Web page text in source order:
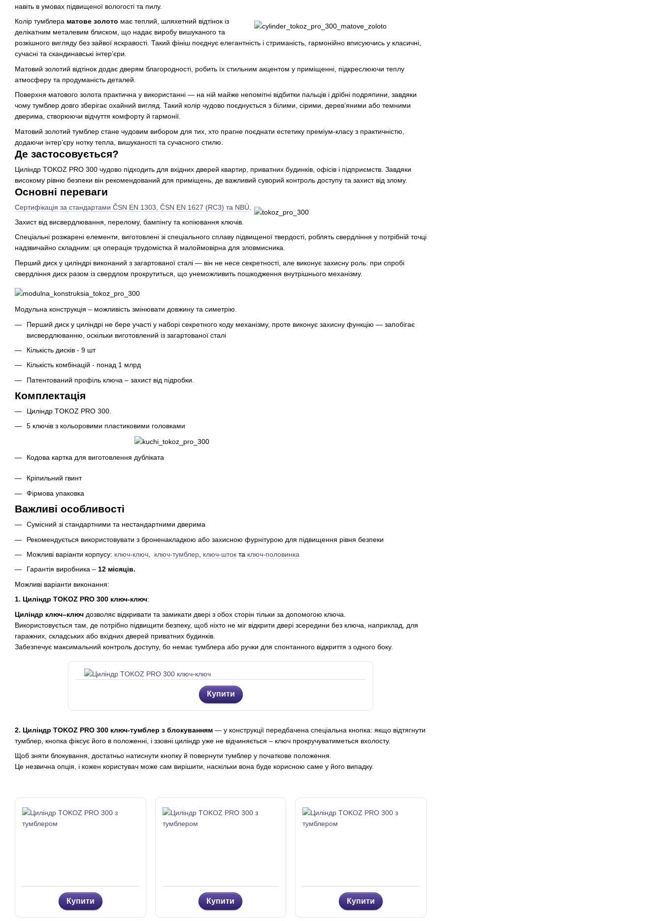
навіть в умовах підвищеної вологості та пилу.
Колір тумблера матове золото має теплий, шляхетний відтінок із
делікатним металевим блиском, що надає виробу вишуканого та
розкішного вигляду без зайвої яскравості. Такий фініш поєднує елегантність і стриманість, гармонійно вписуючись у класичні,
сучасні та скандинавські інтер’єри.
Матовий золотий відтінок додає дверям благородності, робить їх стильним акцентом у приміщенні, підкреслюючи теплу
атмосферу та продуманість деталей.
Поверхня матового золота практична у використанні — на ній майже непомітні відбитки пальців і дрібні подряпини, завдяки
чому тумблер довго зберігає охайний вигляд. Такий колір чудово поєднується з білими, сірими, дерев’яними або темними
дверима, створюючи відчуття комфорту й гармонії.
Матовий золотий тумблер стане чудовим вибором для тих, хто прагне поєднати естетику преміум-класу з практичністю,
додаючи інтер’єру нотку тепла, вишуканості та сучасного стилю.
Де застосовується?
Циліндр TOKOZ PRO 300 чудово підходить для вхідних дверей квартир, приватних будинків, офісів і підприємств. Завдяки
високому рівню безпеки він рекомендований для приміщень, де важливий суворий контроль доступу та захист від злому.
Основні переваги
Сертифікація за стандартами ČSN EN 1303, ČSN EN 1627 (RC3) та NBÚ
Захист від висвердлювання, перелому, бампінгу та копіювання ключів.
Спеціальні розжарені елементи, виготовлені зі спеціального сплаву підвищеної твердості, роблять свердління у потрібній точці
надзвичайно складним: ця операція трудомістка й малоймовірна для зловмисника.
Перший диск у циліндрі виконаний з загартованої сталі — він не несе секретності, але виконує захисну роль: при спробі
свердління диск разом із свердлом прокрутиться, що унеможливить пошкодження внутрішнього механізму.
Модульна конструкція – можливість змінювати довжину та симетрію.
Перший диск у циліндрі не бере участі у наборі секретного коду механізму, проте виконує захисну функцію — запобігає
висвердлюванню, оскільки виготовлений із загартованої сталі
Кількість дисків - 9 шт
Кількість комбінацій - понад 1 млрд
Патентований профіль ключа – захист від підробки.
Комплектація
Циліндр TOKOZ PRO 300.
5 ключів з кольоровими пластиковими головками
Кодова картка для виготовлення дубліката
Кріпильний гвинт
Фірмова упаковка
Важливі особливості
Сумісний зі стандартними та нестандартними дверима
Рекомендується використовувати з броненакладкою або захисною фурнітурою для підвищення рівня безпеки
Можливі варіанти корпусу: ключ-ключ ключ-тумблер ключ-шток та ключ-половинка
Гарантія виробника – 12 місяців.
Можливі варіанти виконання:
1. Циліндр TOKOZ PRO 300 ключ-ключ:
Циліндр ключ–ключ дозволяє відкривати та замикати двері з обох сторін тільки за допомогою ключа.
Використовується там, де потрібно підвищити безпеку, щоб ніхто не міг відкрити двері зсередини без ключа, наприклад, для
гаражних, складських або вхідних дверей приватних будинків.
Забезпечує максимальний контроль доступу, бо немає тумблера або ручки для спонтанного відкриття з одного боку.
Купити
2. Циліндр TOKOZ PRO 300 ключ-тумблер з блокуванням — у конструкції передбачена спеціальна кнопка: якщо відтягнути
тумблер, кнопка фіксує його в положенні, і ззовні циліндр уже не відчиняється – ключ прокручуватиметься вхолосту.
Щоб зняти блокування, достатньо натиснути кнопку й повернути тумблер у початкове положення.
Це незвична опція, і кожен користувач може сам вирішити, наскільки вона буде корисною саме у його випадку.
Купити Купити Купити